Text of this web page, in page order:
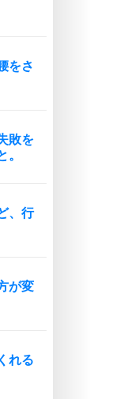
をさ
敗を
。
、行
が変
れる